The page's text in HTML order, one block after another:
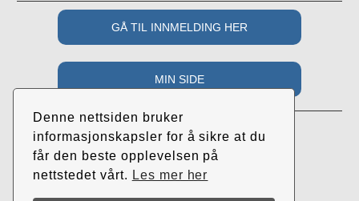
Denne nettsiden bruker
informasjonskapsler for å sikre at du
får den beste opplevelsen på
nettstedet vårt. Les mer her
c/o Roar Randeberg
Øvrehusvegen 38
4064 Tjelta